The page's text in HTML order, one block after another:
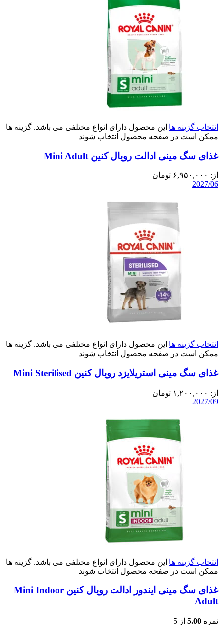
انتخاب گزینه ها این محصول دارای انواع مختلفی می باشد. گزینه ها
ممکن است در صفحه محصول انتخاب شوند
غذای سگ مینی ادالت رویال کنین Mini Adult
از: ۶,۹۵۰,۰۰۰ تومان
2027/06
انتخاب گزینه ها این محصول دارای انواع مختلفی می باشد. گزینه ها
ممکن است در صفحه محصول انتخاب شوند
غذای سگ مینی استریلایزد رویال کنین Mini Sterilised
از: ۱,۲۰۰,۰۰۰ تومان
2027/09
انتخاب گزینه ها این محصول دارای انواع مختلفی می باشد. گزینه ها
ممکن است در صفحه محصول انتخاب شوند
غذای سگ مینی ایندور ادالت رویال کنین Mini Indoor
Adult
نمره 5.00 از 5